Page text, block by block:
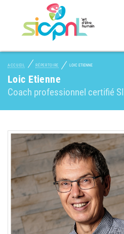
MEMBRE
ACCUEIL RÉPERTOIRE LOIC ETIENNE
Loic Etienne
Coach professionnel certifié